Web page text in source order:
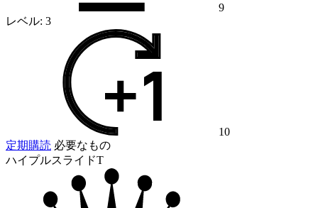
9
レベル: 3
10
定期購読 必要なもの
ハイプルスライドT